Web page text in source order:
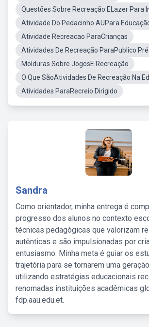
Questões Sobre Recreação ELazer Para
Atividade Do Pedacinho AUPara
Atividade Recreacao ParaCrianças
Atividades De Recreação ParaPublico
Molduras Sobre JogosE Recreação
O Que SãoAtividades De Recreação Na
Atividades ParaRecreio Dirigido
Sandra
Como orientador, minha entrega é
progresso dos alunos no contexto
técnicas pedagógicas que valorizam
autênticas e são impulsionadas por
entusiasmo. Minha meta é guiar os
trajetória para se tornarem uma
utilizando estratégias educacionais
renomadas instituições acadêmicas
fdp.aau.edu.et.